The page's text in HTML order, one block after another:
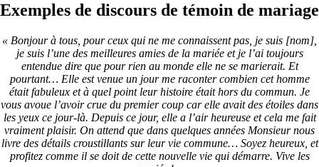
Exemples de discours de témoin de mariage
« Bonjour à tous, pour ceux qui ne me connaissent pas, je suis [nom],
je suis l’une des meilleures amies de la mariée et je l’ai toujours
entendue dire que pour rien au monde elle ne se marierait. Et
pourtant… Elle est venue un jour me raconter combien cet homme
était fabuleux et à quel point leur histoire était hors du commun. Je
vous avoue l’avoir crue du premier coup car elle avait des étoiles dans
les yeux ce jour-là. Depuis ce jour, elle a l’air heureuse et cela me fait
vraiment plaisir. On attend que dans quelques années Monsieur nous
livre des détails croustillants sur leur vie commune… Soyez heureux, et
profitez comme il se doit de cette nouvelle vie qui démarre. Vive les